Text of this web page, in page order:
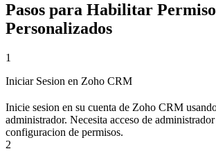
Pasos para Habilitar
Personalizados
1
Iniciar Sesion en Zoho CRM
Inicie sesion en su cuenta de Zoho CRM
administrador. Necesita acceso de
configuracion de permisos.
2